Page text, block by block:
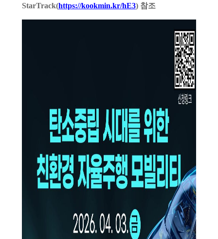
StarTrack(https://kookmin.kr/hE3) 참조